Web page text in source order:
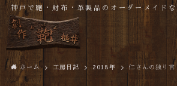
神戸で鞄・財布・革製品のオーダーメイド
ホーム 工房日記 2018年 仁さんの独り言